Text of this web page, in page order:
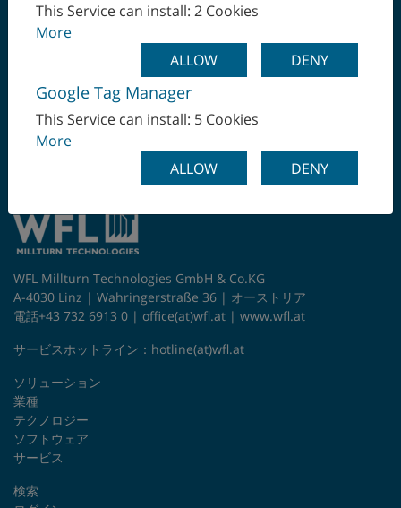
スペイン
チェコ
チリ
トルコ
ドイツ
ニュージーランド
ハンガリー
フィンランド
フランス
ワンチャッキングで最
終工程まで
WFL Millturn Technologies GmbH & Co.KG
A-4030 Linz | Wahringerstraße 36 | オーストリア
電話+43 732 6913 0 | office(at)wfl.at | www.wfl.at
サービスホットライン： hotline(at)wfl.at
ソリューション
業種
テクノロジー
ソフトウェア
サービス
検索
This Service can install: 2 Cookies
More
ALLOW
DENY
Google Tag Manager
This Service can install: 5 Cookies
More
ALLOW
DENY